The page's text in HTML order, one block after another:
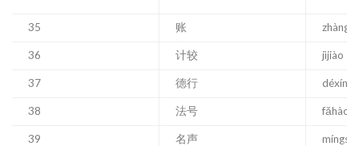
35 账 zhàng
36 计较 jìjiào
37 德行 déxíng
38 法号 fǎhào
39 名声